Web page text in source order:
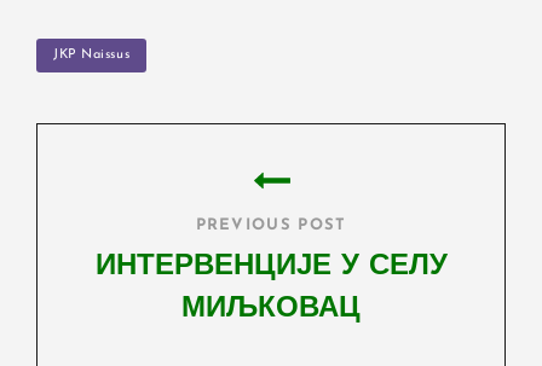
TAGS
JKP Naissus
PREVIOUS POST
ИНТЕРВЕНЦИЈЕ У СЕЛУ
МИЉКОВАЦ